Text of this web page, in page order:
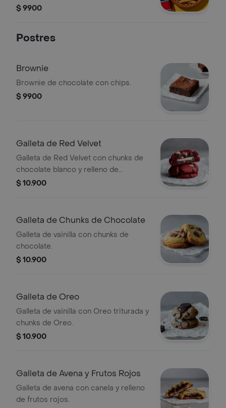
$ 9900
Postres
Brownie
Brownie de chocolate con chips.
$ 9900
Galleta de Red Velvet
Galleta de Red Velvet con chunks de
chocolate blanco y relleno de
Cheesecake.
$ 10.900
Galleta de Chunks de Chocolate
Galleta de vainilla con chunks de
chocolate.
$ 10.900
Galleta de Oreo
Galleta de vainilla con Oreo triturada y
chunks de Oreo.
$ 10.900
Galleta de Avena y Frutos Rojos
Galleta de avena con canela y relleno
de frutos rojos.